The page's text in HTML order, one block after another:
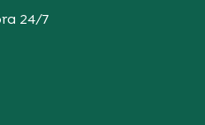
24/7